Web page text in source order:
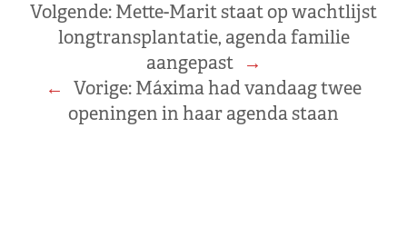
Volgende: Mette-Marit staat op wachtlijst
longtransplantatie, agenda familie
aangepast
→
← Vorige: Máxima had vandaag twee
openingen in haar agenda staan